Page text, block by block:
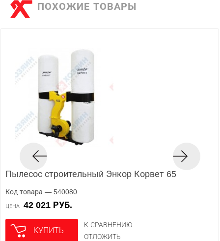
ПОХОЖИЕ ТОВАРЫ
Пылесос строительный Энкор Корвет 65
Код товара — 540080
ЦЕНА 42 021 РУБ.
КУПИТЬ
К СРАВНЕНИЮ
ОТЛОЖИТЬ